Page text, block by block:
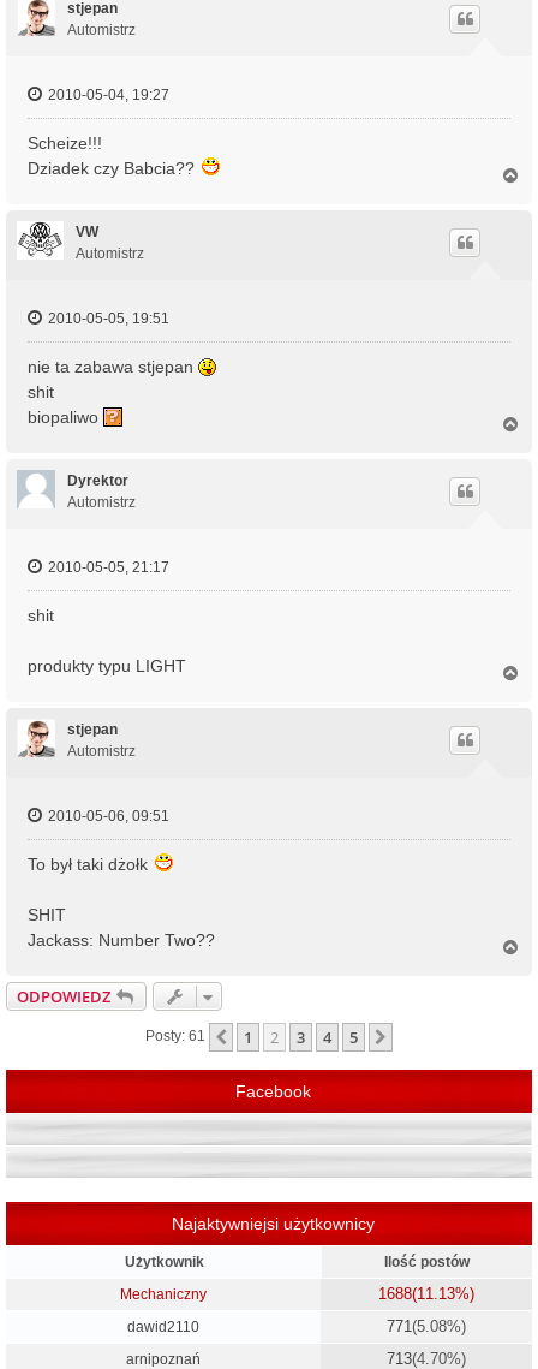
stjepan
Automistrz
2010-05-04, 19:27
Scheize!!!
Dziadek czy Babcia??
VW
Automistrz
2010-05-05, 19:51
nie ta zabawa stjepan
shit
biopaliwo
Dyrektor
Automistrz
2010-05-05, 21:17
shit
produkty typu LIGHT
stjepan
Automistrz
2010-05-06, 09:51
To był taki dżołk
SHIT
Jackass: Number Two??
ODPOWIEDZ
Posty: 61 Poprzednia
1 2 3 4 5
Facebook
Najaktywniejsi użytkownicy
Użytkownik
Ilość postów
Mechaniczny
1688(11.13%)
dawid2110 771(5.08%)
arnipoznań 713(4.70%)